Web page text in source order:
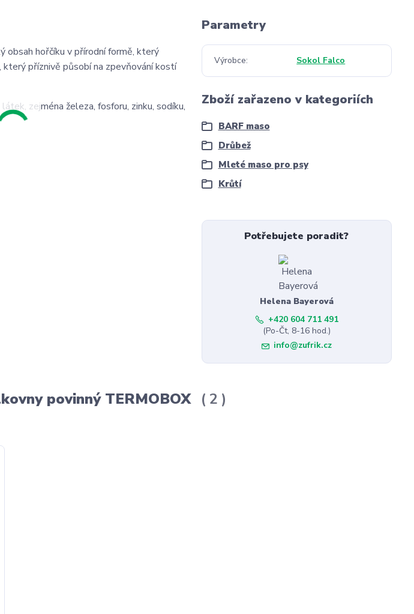
obsah hořčíku v přírodní formě, který
který příznivě působí na zpevňování kostí
zejména železa, fosforu, zinku, sodíku,
Parametry
Výrobce Sokol Falco
Zboží zařazeno v kategoriích
BARF maso
Drůbež
Mleté maso pro psy
Krůtí
Potřebujete poradit?
Helena Bayerová
+420 604 711 491
(Po-Čt, 8-16 hod.)
info@zufrik.cz
povinný TERMOBOX 2